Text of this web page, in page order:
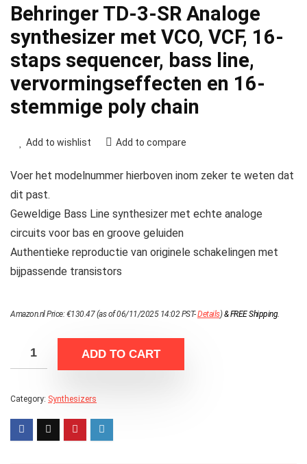
Behringer TD-3-SR Analoge
synthesizer met VCO, VCF, 16-
staps sequencer, bass line,
vervormingseffecten en 16-
stemmige poly chain
Add to wishlist Add to compare
Voer het modelnummer hierboven inom zeker te weten dat
dit past.
Geweldige Bass Line synthesizer met echte analoge
circuits voor bas en groove geluiden
Authentieke reproductie van originele schakelingen met
bijpassende transistors
Amazon.nl Price:€130.47(as of 06/11/2025 14:02 PST-Details)&FREE Shipping.
ADD TO CART
Category: Synthesizers